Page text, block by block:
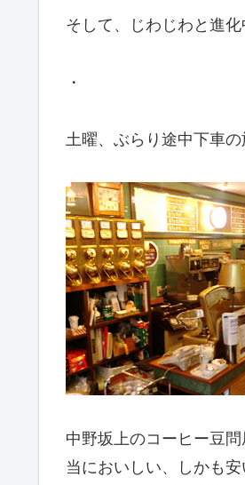
そして、じわじわと進化
・
土曜、ぶらり途中下車の
中野坂上のコーヒー豆問
当においしい、しかも